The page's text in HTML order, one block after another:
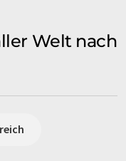
Welt nach